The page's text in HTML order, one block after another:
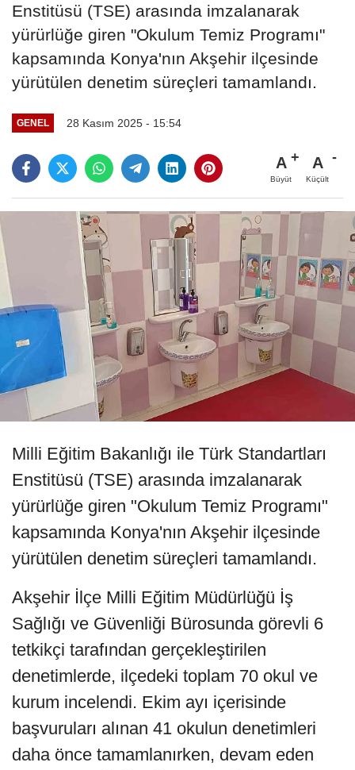
Enstitüsü (TSE) arasında imzalanarak
yürürlüğe giren "Okulum Temiz Programı"
kapsamında Konya'nın Akşehir ilçesinde
yürütülen denetim süreçleri tamamlandı.
GENEL 28 Kasım 2025 - 15:54
A
Büyüt
A
Küçült
Milli Eğitim Bakanlığı ile Türk Standartları
Enstitüsü (TSE) arasında imzalanarak
yürürlüğe giren "Okulum Temiz Programı"
kapsamında Konya'nın Akşehir ilçesinde
yürütülen denetim süreçleri tamamlandı.
Akşehir İlçe Milli Eğitim Müdürlüğü İş
Sağlığı ve Güvenliği Bürosunda görevli 6
tetkikçi tarafından gerçekleştirilen
denetimlerde, ilçedeki toplam 70 okul ve
kurum incelendi. Ekim ayı içerisinde
başvuruları alınan 41 okulun denetimleri
daha önce tamamlanırken, devam eden